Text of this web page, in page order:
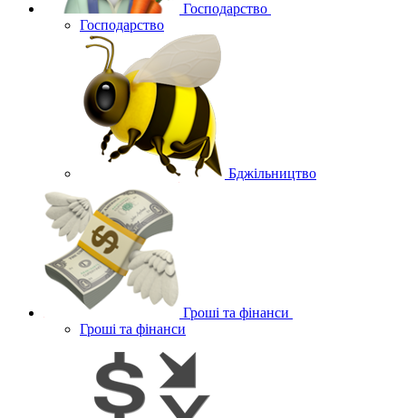
Господарство
Господарство
Бджільництво
Гроші та фінанси
Гроші та фінанси